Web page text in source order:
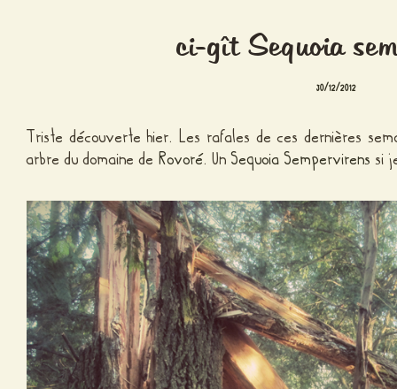
ci-gît Sequoia
30/12/2012
Triste découverte hier. Les rafales de ces dernières
arbre du domaine de Rovoré. UnSequoia Sempervirens si